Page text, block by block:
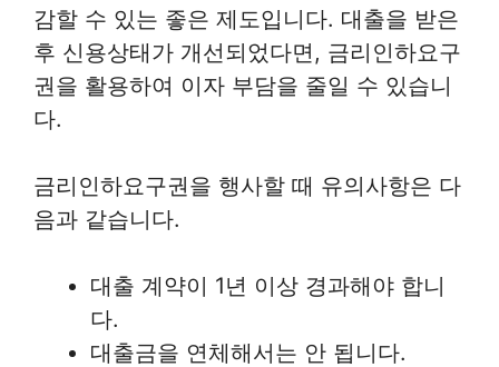
감할 수 있는 좋은 제도입니다. 대출을 받은
후 신용상태가 개선되었다면, 금리인하요구
권을 활용하여 이자 부담을 줄일 수 있습니
다.
금리인하요구권을 행사할 때 유의사항은 다
음과 같습니다.
대출 계약이 1년 이상 경과해야 합니
다.
대출금을 연체해서는 안 됩니다.